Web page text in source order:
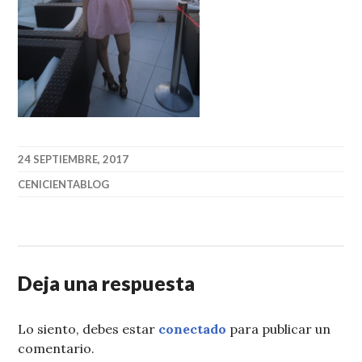
24 SEPTIEMBRE, 2017
CENICIENTABLOG
Deja una respuesta
Lo siento, debes estar conectado para publicar un
comentario.